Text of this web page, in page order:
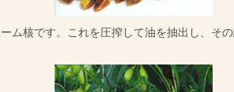
ム核です。これを圧搾して油を抽出し、そ